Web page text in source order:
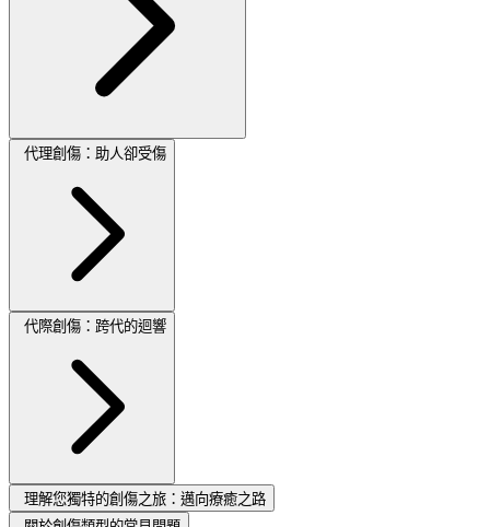
代理創傷：助人卻受傷
代際創傷：跨代的迴響
理解您獨特的創傷之旅：邁向療癒之路